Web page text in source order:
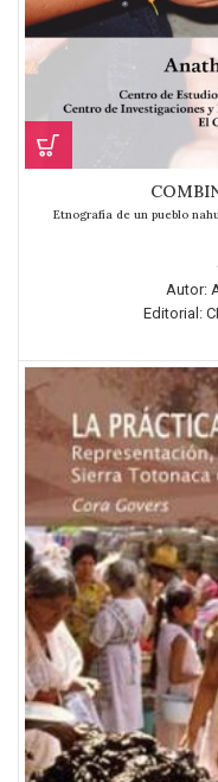
Etnografía de un pueblo
Autor:
Editorial: